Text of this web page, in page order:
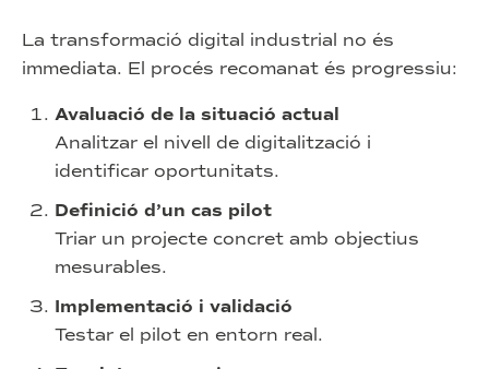
La transformació digital industrial no és
immediata. El procés recomanat és progressiu:
Avaluació de la situació actual
Analitzar el nivell de digitalització i
identificar oportunitats.
Definició d’un cas pilot
Triar un projecte concret amb objectius
mesurables.
Implementació i validació
Testar el pilot en entorn real.